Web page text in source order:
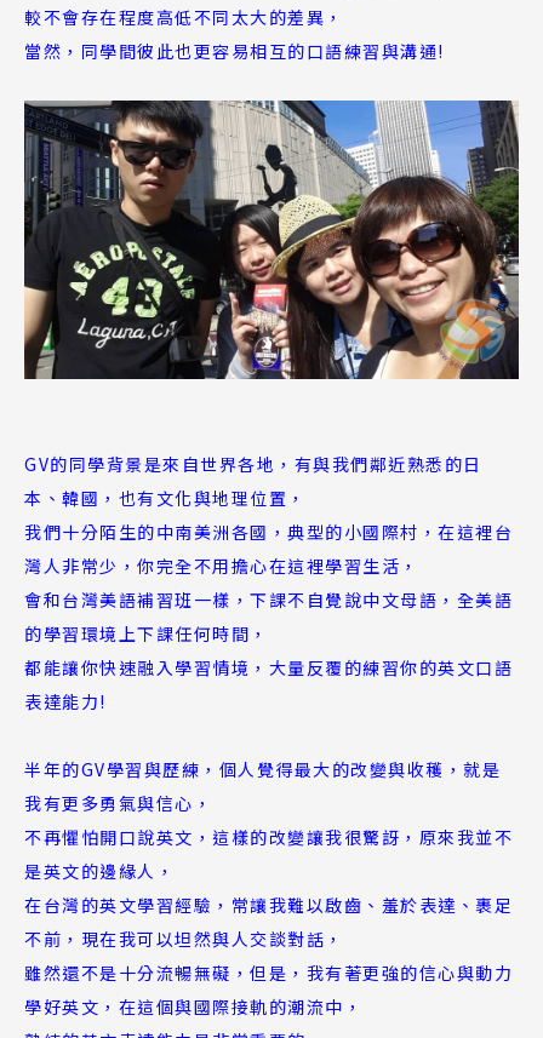
較不會存在程度高低不同太大的差異，
當然，同學間彼此也更容易相互的口語練習與溝通!
GV的同學背景是來自世界各地，有與我們鄰近熟悉的日
本、韓國，也有文化與地理位置，
我們十分陌生的中南美洲各國，典型的小國際村，在這裡台
灣人非常少，你完全不用擔心在這裡學習生活，
會和台灣美語補習班一樣，下課不自覺說中文母語，全美語
的學習環境上下課任何時間，
都能讓你快速融入學習情境，大量反覆的練習你的英文口語
表達能力!
半年的GV學習與歷練，個人覺得最大的改變與收穫，就是
我有更多勇氣與信心，
不再懼怕開口說英文，這樣的改變讓我很驚訝，原來我並不
是英文的邊緣人，
在台灣的英文學習經驗，常讓我難以啟齒、羞於表達、裹足
不前，現在我可以坦然與人交談對話，
雖然還不是十分流暢無礙，但是，我有著更強的信心與動力
學好英文，在這個與國際接軌的潮流中，